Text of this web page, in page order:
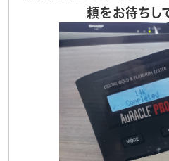
頼をお待ちし